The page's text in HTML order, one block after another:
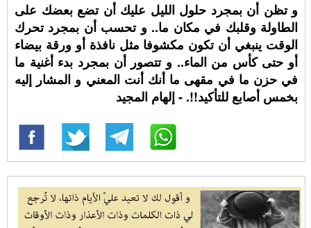
و تظن أن بمجرد حلول الليل عليك أن تضع بعضك على
الطاولة وقلبك في مكان ما.. و تحسب أن بمجرد تحرك
الوقت ينبغي أن تكون مكشوفا مثل نافذة أو ورقة بيضاء
أو حتى كأس من الماء.. و تتصور أن بمجرد بدء أغنية ما
في حزن ما في مقهى ما أنك أنت المعني و المشار إليه
بخمس أصابع للتأكيد!!. - إلهام المجيد